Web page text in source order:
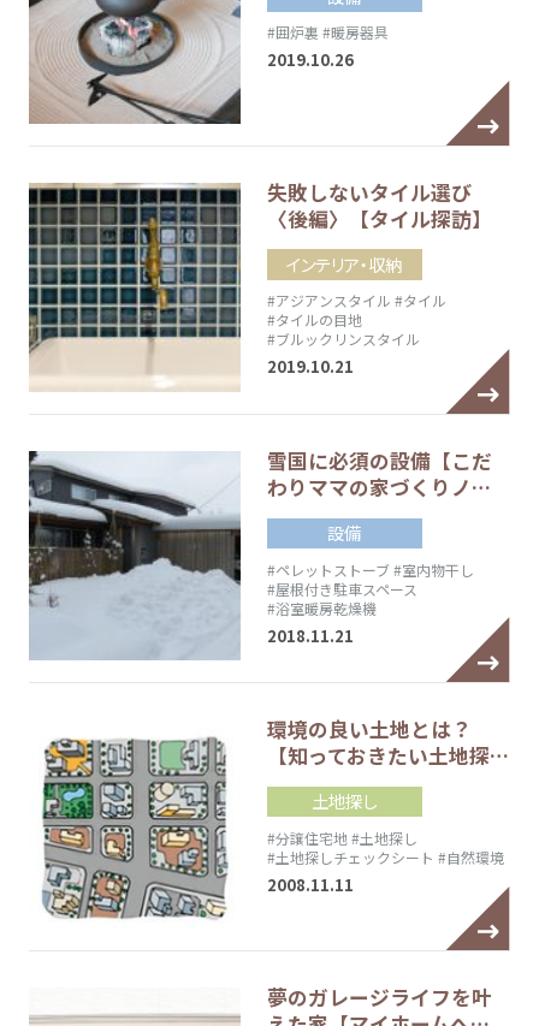
#囲炉裏 #暖房器具
2019.10.26
失敗しないタイル選び
〈後編〉【タイル探訪】
インテリア・収納
#アジアンスタイル #タイル
#タイルの目地
#ブルックリンスタイル
2019.10.21
雪国に必須の設備【こだ
わりママの家づくりノ…
設備
#ペレットストーブ#室内物干し
#屋根付き駐車スペース
#浴室暖房乾燥機
2018.11.21
環境の良い土地とは？
【知っておきたい土地探…
土地探し
#分譲住宅地#土地探し
#土地探しチェックシート #自然環境
2008.11.11
夢のガレージライフを叶